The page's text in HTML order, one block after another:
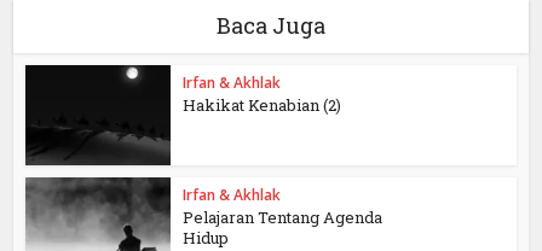
Baca Juga
Irfan & Akhlak
Hakikat Kenabian (2)
Irfan & Akhlak
Pelajaran Tentang Agenda
Hidup